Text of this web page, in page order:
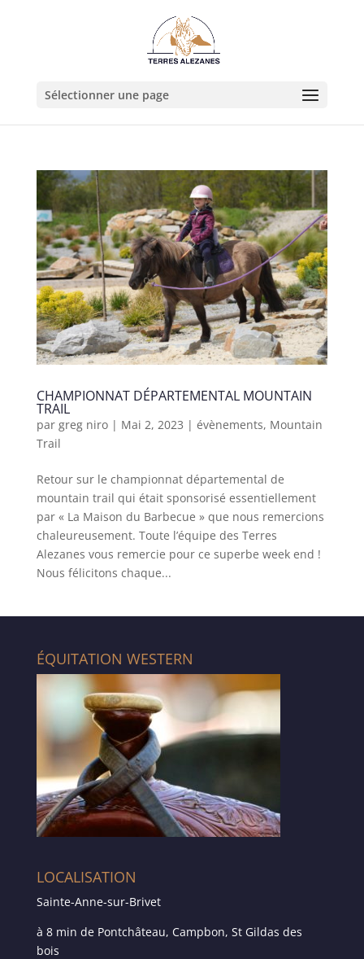
Sélectionner une page
CHAMPIONNAT DÉPARTEMENTAL MOUNTAIN
TRAIL
par greg niro| Mai 2, 2023 | évènements, Mountain
Trail
Retour sur le championnat départemental de
mountain trail qui était sponsorisé essentiellement
par « La Maison du Barbecue » que nous remercions
chaleureusement. Toute l’équipe des Terres
Alezanes vous remercie pour ce superbe week end !
Nous félicitons chaque...
ÉQUITATION WESTERN
LOCALISATION
Sainte-Anne-sur-Brivet
à 8 min de Pontchâteau, Campbon, St Gildas des
bois